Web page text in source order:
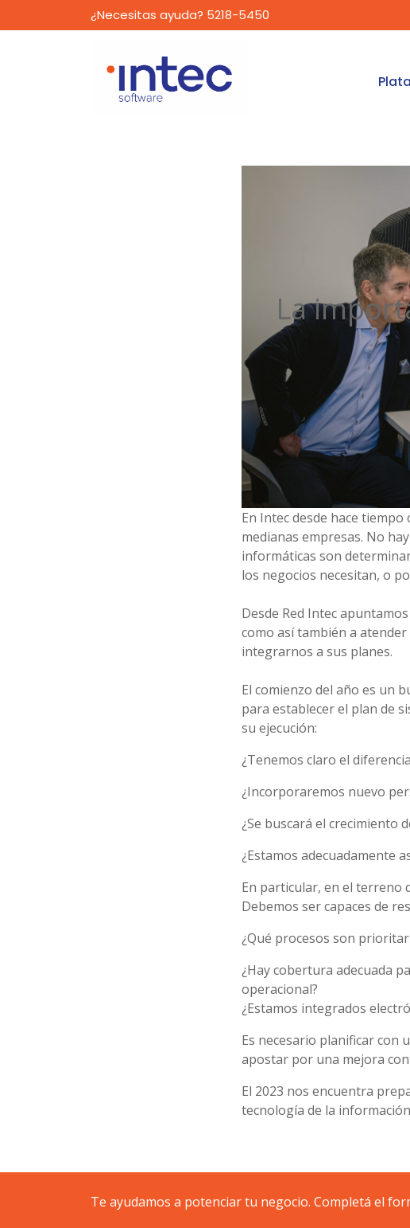
¿Necesitas ayuda? 5218-5450
La
En Intec desde hace
medianas empresas. No
informáticas son
los negocios necesitan, o
Desde Red Intec
como así también a
integrarnos a sus planes.
El comienzo del año es un
para establecer el plan de
su ejecución:
¿Tenemos claro el
¿Incorporaremos nuevo
¿Se buscará el crecimiento
¿Estamos adecuadamente
En particular, en el terreno
Debemos ser capaces de
¿Qué procesos son
¿Hay cobertura adecuada
operacional?
¿Estamos integrados
Es necesario planificar con
apostar por una mejora
El 2023 nos encuentra
tecnología de la
Te ayudamos a potenciar tu negocio. Completá el